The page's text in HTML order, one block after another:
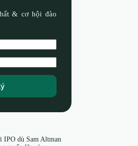
& cơ hội đào
IPO dù Sam Altman